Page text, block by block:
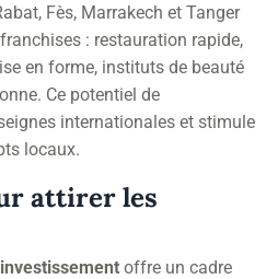
Fès, Marrakech et Tanger
: restauration rapide,
en forme, instituts de beauté
Ce potentiel de
internationales et stimule
locaux.
attirer les
offre un cadre